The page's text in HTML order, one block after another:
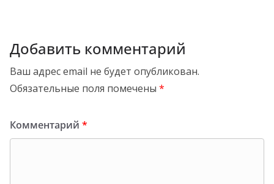
Добавить комментарий
Ваш адрес email не будет опубликован.
Обязательные поля помечены *
Комментарий *